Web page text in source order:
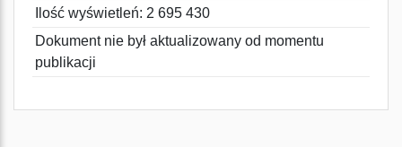
Ilość wyświetleń: 2 695 430
Dokument nie był aktualizowany od momentu
publikacji